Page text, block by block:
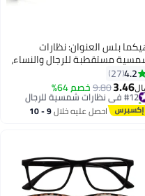
بلس العنوان: نظارات
مستقطبة للرجال والنساء،
شمسية كلاسيكية سوداء
وصيد السمك مع حماية من
فوق البنفسجية
4.2
27
3.46
9.80خصم 64% #12 في نظارات شمسية للرجال
تم بيع +60 مؤخرًا
#12 في نظارات شمسية للرجال احصل عليه خلال 9 - 10